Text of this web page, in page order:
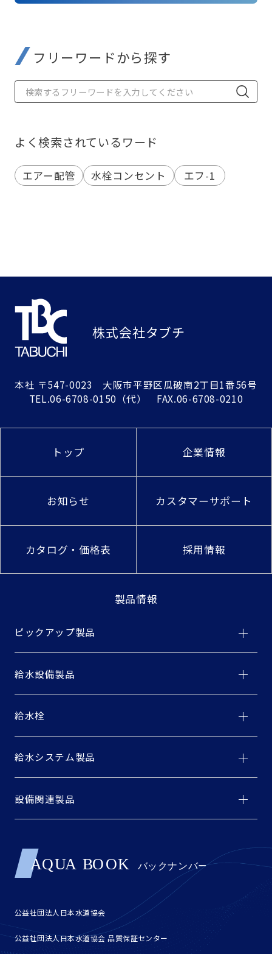
フリーワードから探す
よく検索されているワード
エアー配管 水栓コンセント エフ-1
株式会社タブチ
本社 〒547-0023 大阪市平野区瓜破南2丁目1番56号
TEL.06-6708-0150 （代） FAX.06-6708-0210
トップ 企業情報
お知らせ カスタマーサポート
カタログ・価格表 採用情報
製品情報
ピックアップ製品
給水設備製品
給水栓
給水システム製品
設備関連製品
公益社団法人日本水道協会
公益社団法人日本水道協会 品質保証センター